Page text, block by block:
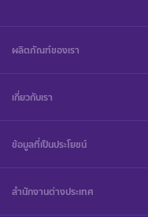
ผลิตภัณฑ์ของเรา
เกี่ยวกับเรา
ข้อมูลที่เป็นประโยชน์
สำนักงานต่างประเทศ